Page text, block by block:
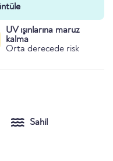
UV ışınlarına maruz
kalma
Orta derecede risk
Sahil